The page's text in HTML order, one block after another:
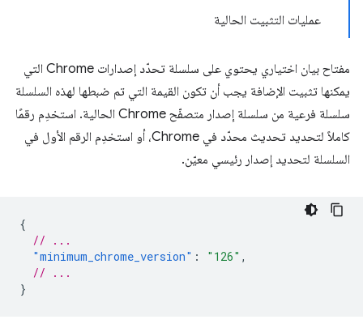
عمليات التثبيت الحالية
مفتاح بيان اختياري يحتوي على سلسلة تحدّد إصدارات Chrome التي
يمكنها تثبيت الإضافة يجب أن تكون القيمة التي تم ضبطها لهذه السلسلة
سلسلة فرعية من سلسلة إصدار متصفّح Chrome الحالية. استخدِم رقمًا
كاملاً لتحديد تحديث محدّد في Chrome، أو استخدِم الرقم الأول في
السلسلة لتحديد إصدار رئيسي معيّن.
{
// ...
"minimum_chrome_version" : "126" ,
// ...
}